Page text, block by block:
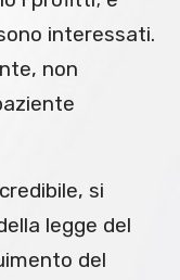
interessati.
non
si
legge del
del